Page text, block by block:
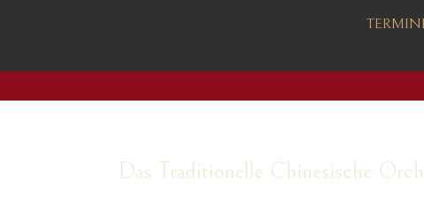
Das Traditionelle Chinesische